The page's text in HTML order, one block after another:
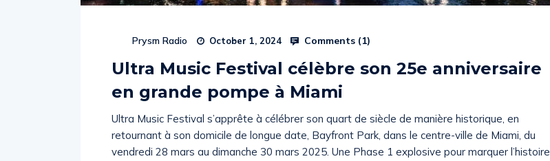
Prysm Radio October 1, 2024 Comments (1)
Ultra Music Festival célèbre son 25e anniversaire
en grande pompe à Miami
Ultra Music Festival s’apprête à célébrer son quart de siècle de manière historique, en
retournant à son domicile de longue date, Bayfront Park, dans le centre-ville de Miami, du
vendredi 28 mars au dimanche 30 mars 2025. Une Phase 1 explosive pour marquer l’histoire